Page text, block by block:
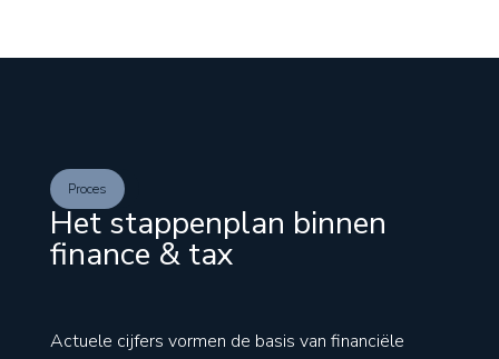
Proces
Het stappenplan binnen
finance & tax
Actuele cijfers vormen de basis van financiële